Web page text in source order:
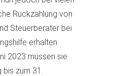
Rückzahlung von
Steuerberater bei
erhalten
2023 müssen sie
zum 31.